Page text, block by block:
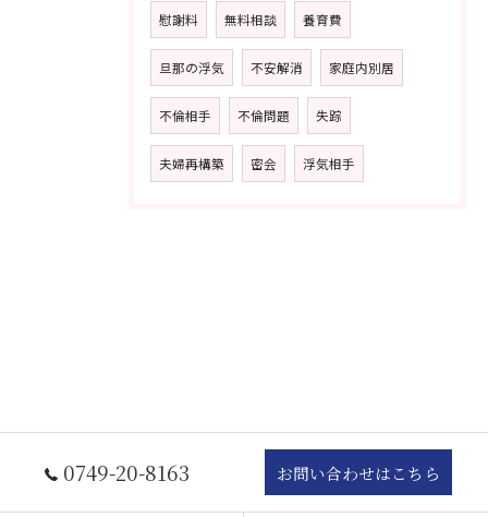
慰謝料 無料相談 養育費
旦那の浮気 不安解消 家庭内別居
不倫相手 不倫問題 失踪
夫婦再構築 密会 浮気相手
0749-20-8163 お問い合わせはこちら